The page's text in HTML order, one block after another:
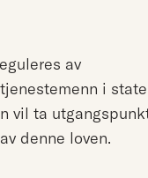
av
i
vil ta
denne loven.